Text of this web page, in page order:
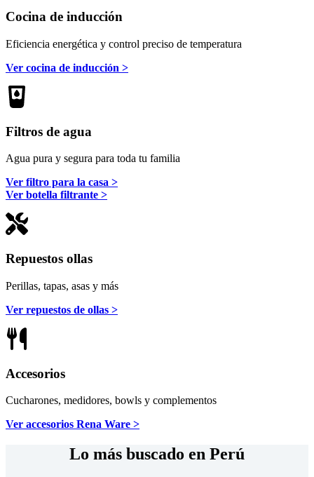
Cocina de inducción
Eficiencia energética y control preciso de temperatura
Ver cocina de inducción >
Filtros de agua
Agua pura y segura para toda tu familia
Ver filtro para la casa >
Ver botella filtrante >
Repuestos ollas
Perillas, tapas, asas y más
Ver repuestos de ollas >
Accesorios
Cucharones, medidores, bowls y complementos
Ver accesorios Rena Ware >
Lo más buscado en Perú